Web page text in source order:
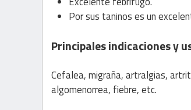
Por sus taninos es un
Principales indicaciones y
Cefalea, migraña, artralgias,
algomenorrea, fiebre, etc.